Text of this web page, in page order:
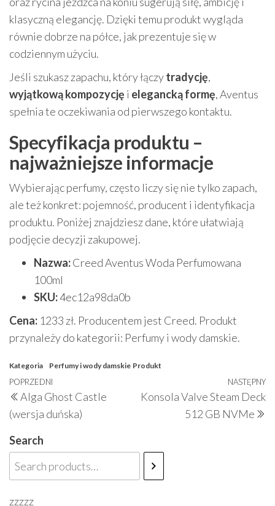
klasyczną elegancję. Dzięki temu produkt wygląda
równie dobrze na półce, jak prezentuje się w
codziennym użyciu.
Jeśli szukasz zapachu, który łączytradycję,
wyjątkową kompozycję i elegancką formę, Aventus
spełnia te oczekiwania od pierwszego kontaktu.
Specyfikacja produktu –
najważniejsze informacje
Wybierając perfumy, często liczy się nie tylko zapach,
ale też konkret: pojemność, producent i identyfikacja
produktu. Poniżej znajdziesz dane, które ułatwiają
podjęcie decyzji zakupowej.
Nazwa:Creed Aventus Woda Perfumowana
100ml
SKU:4ec12a98da0b
Cena: 1233 zł. Producentem jest Creed. Produkt
przynależy do kategorii: Perfumy i wody damskie.
Kategoria Perfumy i wody damskie Produkt
Nawigacja
wpisu
Poprzedni
wpis
POPRZEDNI
Alga Ghost Castle
(wersja duńska)
NASTĘPNY
Konsola Valve Steam Deck
512 GB NVMe
Search
zzzzz